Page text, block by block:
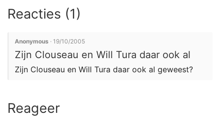
Reacties (1)
Anonymous · 19/10/2005
Zijn Clouseau en Will Tura daar ook al
Zijn Clouseau en Will Tura daar ook al geweest?
Reageer